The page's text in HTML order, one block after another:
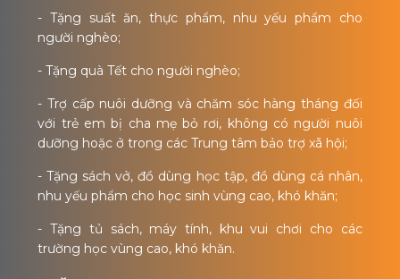
- Tặng suất ăn, thực phẩm, nhu yếu phẩm cho
người nghèo;
- Tặng quà Tết cho người nghèo;
- Trợ cấp nuôi dưỡng và chăm sóc hàng tháng đối
với trẻ em bị cha mẹ bỏ rơi, không có người nuôi
dưỡng hoặc ở trong các Trung tâm bảo trợ xã hội;
- Tặng sách vở, đồ dùng học tập, đồ dùng cá nhân,
nhu yếu phẩm cho học sinh vùng cao, khó khăn;
- Tặng tủ sách, máy tính, khu vui chơi cho các
trường học vùng cao, khó khăn.